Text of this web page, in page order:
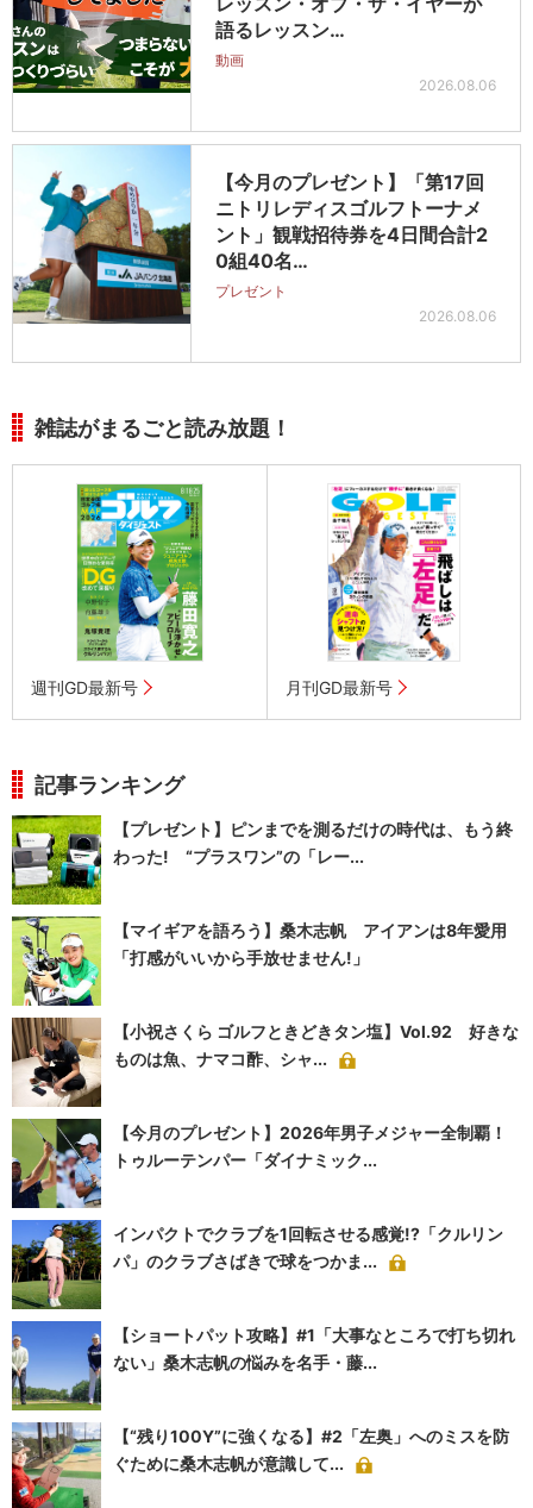
語るレッスン…
動画
2026.08.06
【今月のプレゼント】「第17回
ニトリレディスゴルフトーナメ
ント」観戦招待券を4日間合計2
0組40名…
プレゼント
2026.08.06
雑誌がまるごと読み放題！
週刊GD最新号 月刊GD最新号
記事ランキング
【プレゼント】ピンまでを測るだけの時代は、もう終
わった! “プラスワン”の「レー...
【マイギアを語ろう】桑木志帆 アイアンは8年愛用
「打感がいいから手放せません!」
【小祝さくら ゴルフときどきタン塩】Vol.92 好きな
ものは魚、ナマコ酢、シャ...
【今月のプレゼント】2026年男子メジャー全制覇！
トゥルーテンパー「ダイナミック...
インパクトでクラブを1回転させる感覚!?「クルリン
パ」のクラブさばきで球をつかま...
【ショートパット攻略】#1「大事なところで打ち切れ
ない」桑木志帆の悩みを名手・藤...
【“残り100Y”に強くなる】#2「左奥」へのミスを防
ぐために桑木志帆が意識して...